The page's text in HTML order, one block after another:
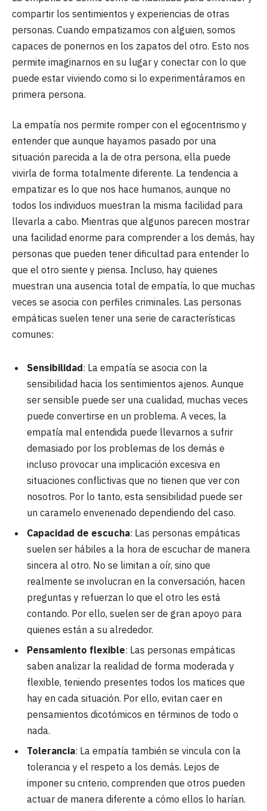
compartir los sentimientos y experiencias de otras
personas. Cuando empatizamos con alguien, somos
capaces de ponernos en los zapatos del otro. Esto nos
permite imaginarnos en su lugar y conectar con lo que
puede estar viviendo como si lo experimentáramos en
primera persona.
La empatía nos permite romper con el egocentrismo y
entender que aunque hayamos pasado por una
situación parecida a la de otra persona, ella puede
vivirla de forma totalmente diferente. La tendencia a
empatizar es lo que nos hace humanos, aunque no
todos los individuos muestran la misma facilidad para
llevarla a cabo. Mientras que algunos parecen mostrar
una facilidad enorme para comprender a los demás, hay
personas que pueden tener dificultad para entender lo
que el otro siente y piensa. Incluso, hay quienes
muestran una ausencia total de empatía, lo que muchas
veces se asocia con perfiles criminales. Las personas
empáticas suelen tener una serie de características
comunes:
Sensibilidad: La empatía se asocia con la
sensibilidad hacia los sentimientos ajenos. Aunque
ser sensible puede ser una cualidad, muchas veces
puede convertirse en un problema. A veces, la
empatía mal entendida puede llevarnos a sufrir
demasiado por los problemas de los demás e
incluso provocar una implicación excesiva en
situaciones conflictivas que no tienen que ver con
nosotros. Por lo tanto, esta sensibilidad puede ser
un caramelo envenenado dependiendo del caso.
Capacidad de escucha: Las personas empáticas
suelen ser hábiles a la hora de escuchar de manera
sincera al otro. No se limitan a oír, sino que
realmente se involucran en la conversación, hacen
preguntas y refuerzan lo que el otro les está
contando. Por ello, suelen ser de gran apoyo para
quienes están a su alrededor.
Pensamiento flexible: Las personas empáticas
saben analizar la realidad de forma moderada y
flexible, teniendo presentes todos los matices que
hay en cada situación. Por ello, evitan caer en
pensamientos dicotómicos en términos de todo o
nada.
Tolerancia: La empatía también se vincula con la
tolerancia y el respeto a los demás. Lejos de
imponer su criterio, comprenden que otros pueden
actuar de manera diferente a cómo ellos lo harían.